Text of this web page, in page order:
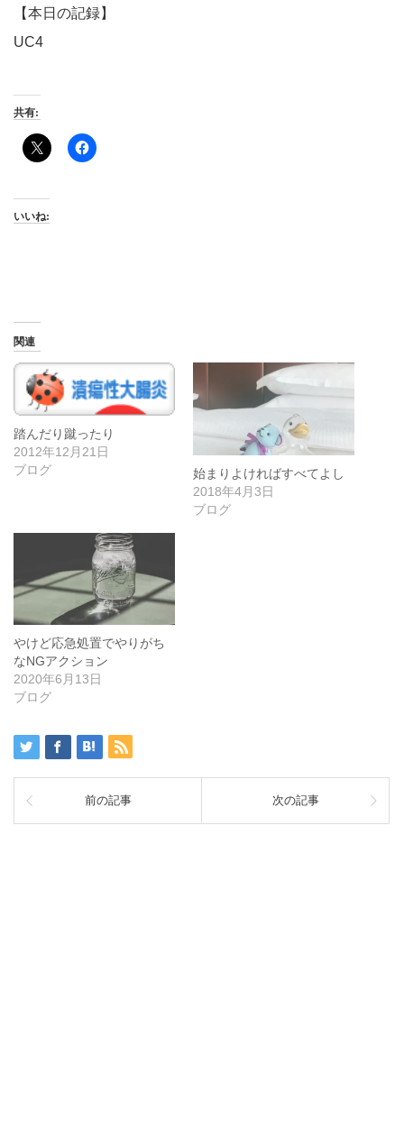
【本日の記録】
UC4
共有:
いいね:
関連
踏んだり蹴ったり
2012年12月21日
ブログ
始まりよければすべてよし
2018年4月3日
ブログ
やけど応急処置でやりがち
なNGアクション
2020年6月13日
ブログ
前の記事 次の記事